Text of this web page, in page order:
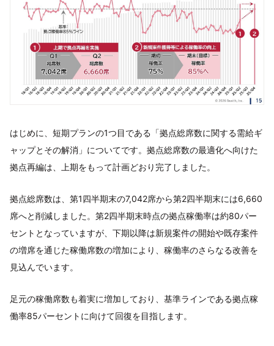
はじめに、短期プランの1つ目である「拠点総席数に関する需給ギ
ャップとその解消」についてです。拠点総席数の最適化へ向けた
拠点再編は、上期をもって計画どおり完了しました。
拠点総席数は、第1四半期末の7,042席から第2四半期末には6,660
席へと削減しました。第2四半期末時点の拠点稼働率は約80パー
セントとなっていますが、下期以降は新規案件の開始や既存案件
の増席を通じた稼働席数の増加により、稼働率のさらなる改善を
見込んでいます。
足元の稼働席数も着実に増加しており、基準ラインである拠点稼
働率85パーセントに向けて回復を目指します。